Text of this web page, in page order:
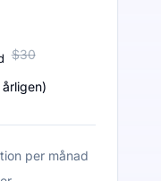
$30
)
per månad